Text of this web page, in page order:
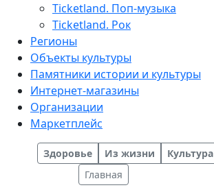
Ticketland. Поп-музыка
Ticketland. Рок
Регионы
Объекты культуры
Памятники истории и культуры
Интернет-магазины
Организации
Маркетплейс
Здоровье Из жизни Культура
Главная